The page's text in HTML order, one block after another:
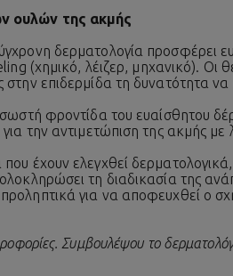
ουλών της ακμής
δερματολογία προσφέρει
(χημικό, λέιζερ, μηχανικό). Οι
στην επιδερμίδα τη δυνατότητα
φροντίδα του ευαίσθητου
την αντιμετώπιση της ακμής με
έχουν ελεγχθεί
τη διαδικασία της
για να αποφευχθεί ο
Συμβουλέψου το